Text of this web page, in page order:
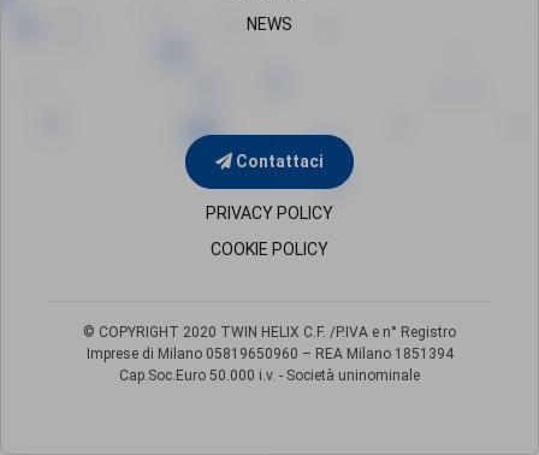
NEWS
Contattaci
PRIVACY POLICY
COOKIE POLICY
© COPYRIGHT 2020 TWIN HELIX C.F. /P.IVA e n° Registro
Imprese di Milano 05819650960 – REA Milano 1851394
Cap.Soc.Euro 50.000 i.v. - Società uninominale